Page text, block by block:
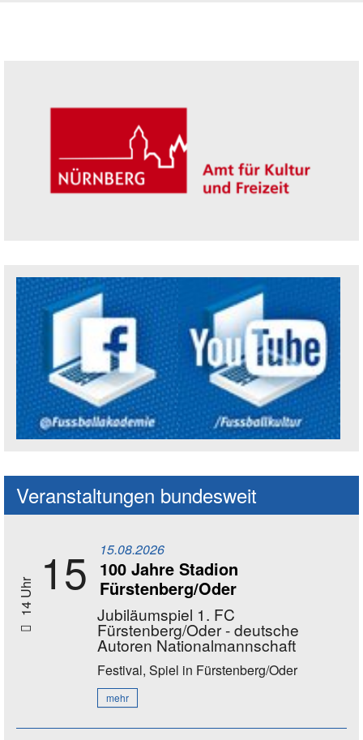
Veranstaltungen bundesweit
14 Uhr 15 15.08.2026
100 Jahre Stadion
Fürstenberg/Oder
Jubiläumspiel 1. FC
Fürstenberg/Oder - deutsche
Autoren Nationalmannschaft
Festival, Spiel in Fürstenberg/Oder
mehr